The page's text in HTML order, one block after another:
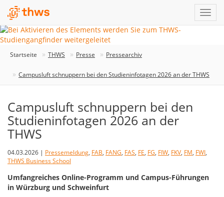
Startseite THWS Presse Pressearchiv
Campusluft schnuppern bei den Studieninfotagen 2026 an der THWS
Campusluft schnuppern bei den
Studieninfotagen 2026 an der
THWS
04.03.2026 | Pressemeldung, FAB, FANG, FAS, FE, FG, FIW, FKV, FM, FWI,
THWS Business School
Umfangreiches Online-Programm und Campus-Führungen
in Würzburg und Schweinfurt